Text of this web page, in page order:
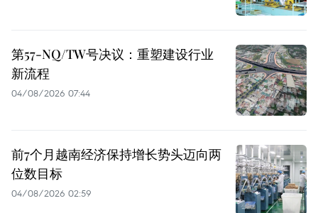
第57-NQ/TW号决议：重塑建设行业
新流程
04/08/2026 07:44
前7个月越南经济保持增长势头迈向两
位数目标
04/08/2026 02:59